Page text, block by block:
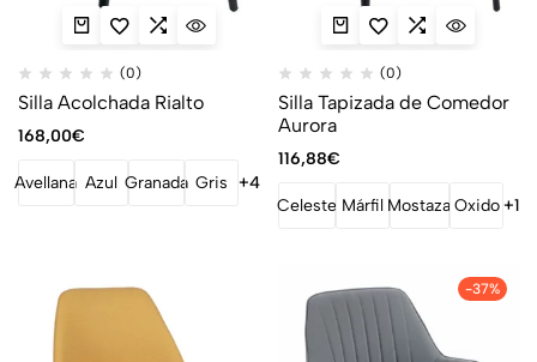
(0)
Silla Acolchada Rialto
168,00€
Avellana Azul Granada Gris +4
(0)
Silla Tapizada de Comedor
Aurora
116,88€
Celeste Márfil Mostaza Oxido +1
-37%